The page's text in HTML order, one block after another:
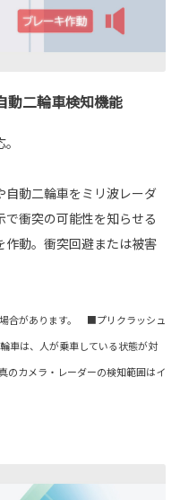
動二輪車検知機能
動二輪車をミリ波レーダ
衝突の可能性を知らせる
作動。衝突回避または被害
合があります。 ■プリクラッシュ
は、人が乗車している状態が対
カメラ・レーダーの検知範囲はイ